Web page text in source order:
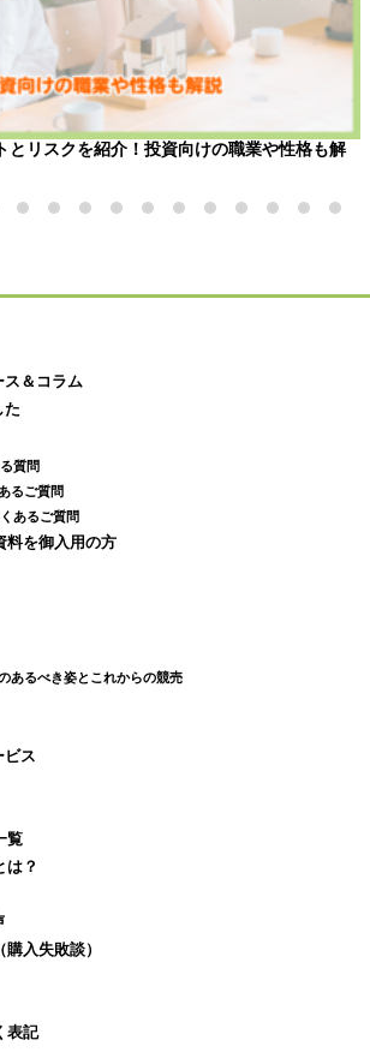
とリスクを紹介！投資向けの職業や性格も解
ス＆コラム
た
質問
るご質問
あるご質問
料を御入用の方
あるべき姿とこれからの競売
ビス
覧
は？
入失敗談）
表記